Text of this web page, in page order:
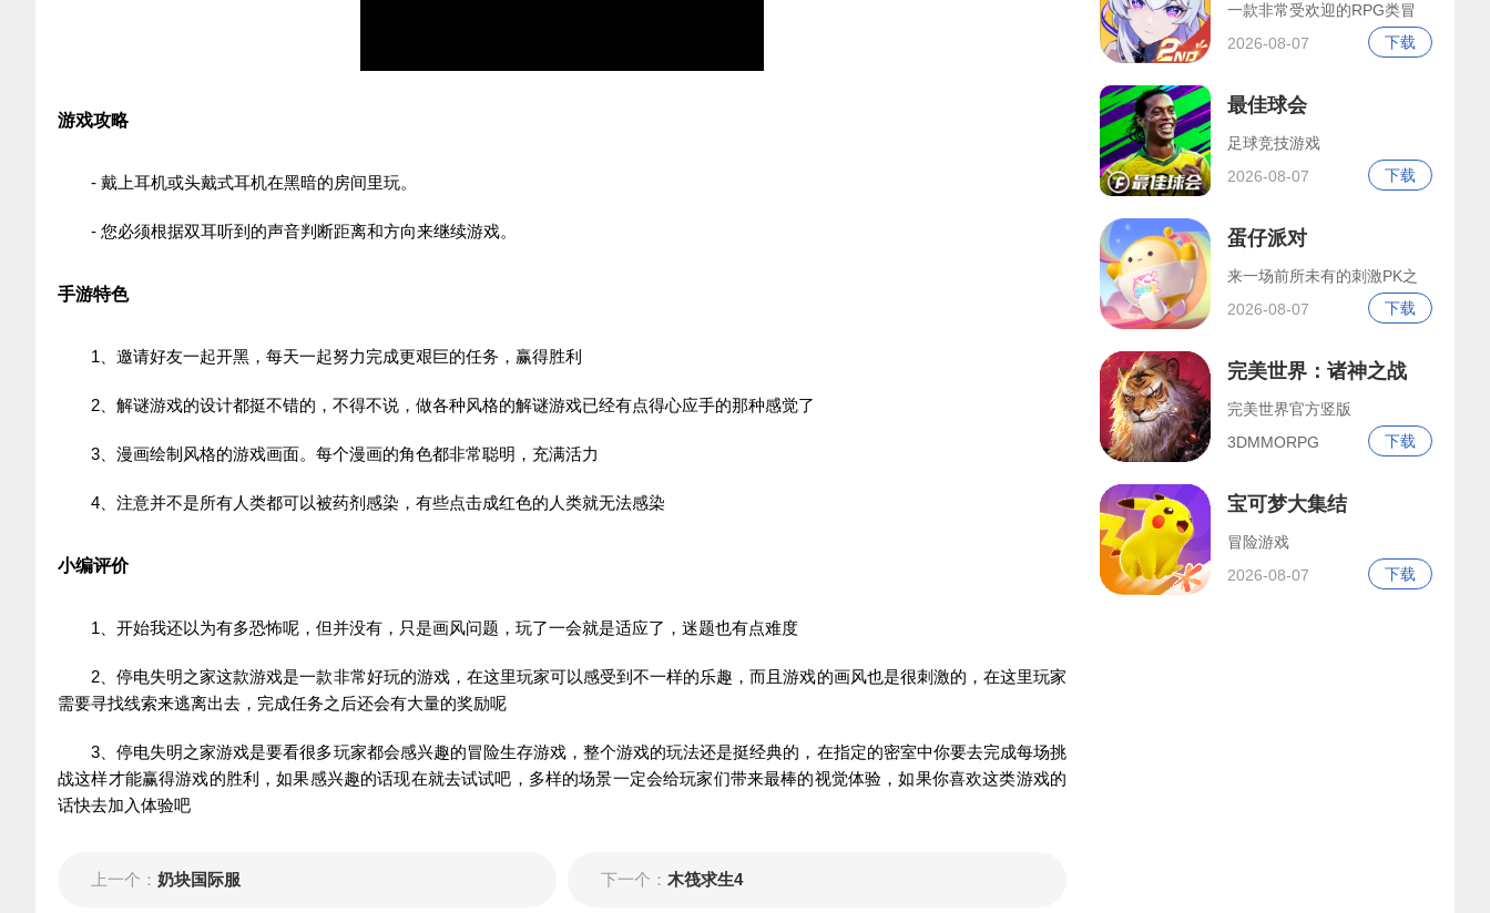
游戏攻略
- 戴上耳机或头戴式耳机在黑暗的房间里玩。
- 您必须根据双耳听到的声音判断距离和方向来继续游戏。
手游特色
1、邀请好友一起开黑，每天一起努力完成更艰巨的任务，赢得胜利
2、解谜游戏的设计都挺不错的，不得不说，做各种风格的解谜游戏已经有点得心应手的那种感觉了
3、漫画绘制风格的游戏画面。每个漫画的角色都非常聪明，充满活力
4、注意并不是所有人类都可以被药剂感染，有些点击成红色的人类就无法感染
小编评价
1、开始我还以为有多恐怖呢，但并没有，只是画风问题，玩了一会就是适应了，迷题也有点难度
2、停电失明之家这款游戏是一款非常好玩的游戏，在这里玩家可以感受到不一样的乐趣，而且游戏的画风也是很刺激的，在这里玩家
需要寻找线索来逃离出去，完成任务之后还会有大量的奖励呢
3、停电失明之家游戏是要看很多玩家都会感兴趣的冒险生存游戏，整个游戏的玩法还是挺经典的，在指定的密室中你要去完成每场挑
战这样才能赢得游戏的胜利，如果感兴趣的话现在就去试试吧，多样的场景一定会给玩家们带来最棒的视觉体验，如果你喜欢这类游戏的
话快去加入体验吧
上一个： 奶块国际服 下一个： 木筏求生4
一款非常受欢迎的RPG类冒
2026-08-07
下载
最佳球会
足球竞技游戏
2026-08-07
下载
蛋仔派对
来一场前所未有的刺激PK之
2026-08-07
下载
完美世界：诸神之战
完美世界官方竖版
3DMMORPG
下载
宝可梦大集结
冒险游戏
2026-08-07
下载